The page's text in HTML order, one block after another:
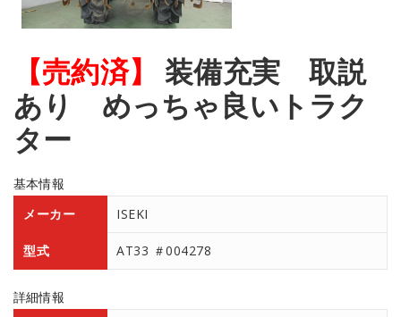
【売約済】
装備充実 取説
あり めっちゃ良いトラク
ター
基本情報
メーカー
ISEKI
型式 AT33 ＃004278
詳細情報